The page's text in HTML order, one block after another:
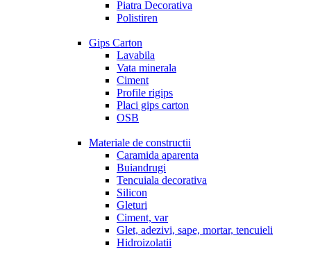
Piatra Decorativa
Polistiren
Gips Carton
Lavabila
Vata minerala
Ciment
Profile rigips
Placi gips carton
OSB
Materiale de constructii
Caramida aparenta
Buiandrugi
Tencuiala decorativa
Silicon
Gleturi
Ciment, var
Glet, adezivi, sape, mortar, tencuieli
Hidroizolatii